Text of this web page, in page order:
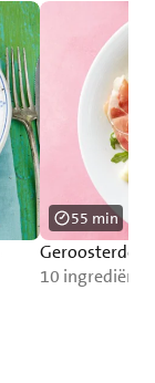
Geroosterde
10
55 min